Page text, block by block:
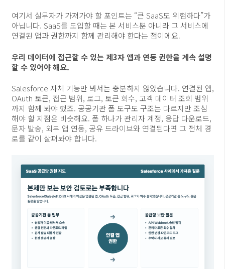
여기서 실무자가 가져가야 할 포인트는 “큰 SaaS도 위험하다”가
아닙니다. SaaS를 도입할 때는 본 서비스뿐 아니라 그 서비스에
연결된 앱과 권한까지 함께 관리해야 한다는 점이에요.
우리 데이터에 접근할 수 있는 제3자 앱과 연동 권한을 계속 설명
할 수 있어야 해요.
Salesforce 자체 기능만 봐서는 충분하지 않았습니다. 연결된 앱,
OAuth 토큰, 접근 범위, 로그, 토큰 회수, 고객 데이터 조회 범위
까지 함께 봐야 했죠. 공공기관 폼 도구도 구조는 다르지만 조심
해야 할 지점은 비슷해요. 폼 하나가 관리자 계정, 응답 다운로드,
문자 발송, 외부 앱 연동, 공유 드라이브와 연결된다면 그 전체 경
로를 같이 살펴봐야 합니다.